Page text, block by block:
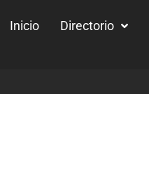
Inicio Directorio